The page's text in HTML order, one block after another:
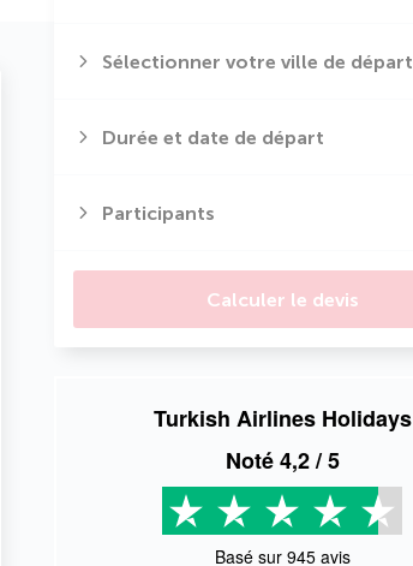
Sélectionner votre ville de départ
Durée et date de départ
Participants
Calculer le devis
Turkish Airlines Holidays
Noté4,2/ 5
Basé sur 945avis